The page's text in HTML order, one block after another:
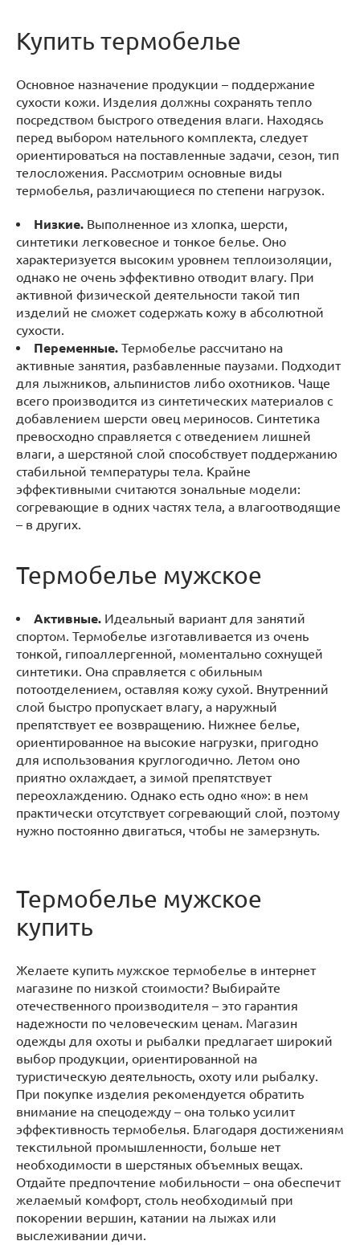
Купить термобелье
Основное назначение продукции – поддержание
сухости кожи. Изделия должны сохранять тепло
посредством быстрого отведения влаги. Находясь
перед выбором нательного комплекта, следует
ориентироваться на поставленные задачи, сезон, тип
телосложения. Рассмотрим основные виды
термобелья, различающиеся по степени нагрузок.
Низкие. Выполненное из хлопка, шерсти,
синтетики легковесное и тонкое белье. Оно
характеризуется высоким уровнем теплоизоляции,
однако не очень эффективно отводит влагу. При
активной физической деятельности такой тип
изделий не сможет содержать кожу в абсолютной
сухости.
Переменные. Термобелье рассчитано на
активные занятия, разбавленные паузами. Подходит
для лыжников, альпинистов либо охотников. Чаще
всего производится из синтетических материалов с
добавлением шерсти овец мериносов. Синтетика
превосходно справляется с отведением лишней
влаги, а шерстяной слой способствует поддержанию
стабильной температуры тела. Крайне
эффективными считаются зональные модели:
согревающие в одних частях тела, а влагоотводящие
– в других.
Термобелье мужское
Активные. Идеальный вариант для занятий
спортом. Термобелье изготавливается из очень
тонкой, гипоаллергенной, моментально сохнущей
синтетики. Она справляется с обильным
потоотделением, оставляя кожу сухой. Внутренний
слой быстро пропускает влагу, а наружный
препятствует ее возвращению. Нижнее белье,
ориентированное на высокие нагрузки, пригодно
для использования круглогодично. Летом оно
приятно охлаждает, а зимой препятствует
переохлаждению. Однако есть одно «но»: в нем
практически отсутствует согревающий слой, поэтому
нужно постоянно двигаться, чтобы не замерзнуть.
Термобелье мужское
купить
Желаете купить мужское термобелье в интернет
магазине по низкой стоимости? Выбирайте
отечественного производителя – это гарантия
надежности по человеческим ценам. Магазин
одежды для охоты и рыбалки предлагает широкий
выбор продукции, ориентированной на
туристическую деятельность, охоту или рыбалку.
При покупке изделия рекомендуется обратить
внимание на спецодежду – она только усилит
эффективность термобелья. Благодаря достижениям
текстильной промышленности, больше нет
необходимости в шерстяных объемных вещах.
Отдайте предпочтение мобильности – она обеспечит
желаемый комфорт, столь необходимый при
покорении вершин, катании на лыжах или
выслеживании дичи.